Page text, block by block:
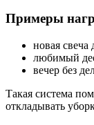
Примеры
новая свеча
любимый
вечер без
Такая система
откладывать